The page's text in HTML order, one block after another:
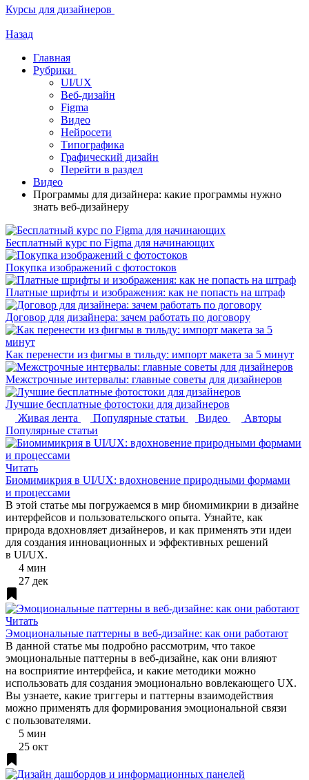
Курсы для дизайнеров
Назад
Главная
Рубрики
UI/UX
Веб-дизайн
Figma
Видео
Нейросети
Типографика
Графический дизайн
Перейти в раздел
Видео
Программы для дизайнера: какие программы нужно
знать веб-дизайнеру
Бесплатный курс по Figma для начинающих
Покупка изображений с фотостоков
Платные шрифты и изображения: как не попасть на штраф
Договор для дизайнера: зачем работать по договору
Как перенести из фигмы в тильду: импорт макета за 5 минут
Межстрочные интервалы: главные советы для дизайнеров
Лучшие бесплатные фотостоки для дизайнеров
Живая лента
Популярные статьи Видео
Авторы
Популярные статьи
Читать
Биомимикрия в UI/UX: вдохновение природными формами
и процессами
В этой статье мы погружаемся в мир биомимикрии в дизайне
интерфейсов и пользовательского опыта. Узнайте, как
природа вдохновляет дизайнеров, и как применять эти идеи
для создания инновационных и эффективных решений
в UI/UX.
4 мин
27 дек
Читать
Эмоциональные паттерны в веб-дизайне: как они работают
В данной статье мы подробно рассмотрим, что такое
эмоциональные паттерны в веб-дизайне, как они влияют
на восприятие интерфейса, и какие методики можно
использовать для создания эмоционально вовлекающего UX.
Вы узнаете, какие триггеры и паттерны взаимодействия
можно применять для формирования эмоциональной связи
с пользователями.
5 мин
25 окт